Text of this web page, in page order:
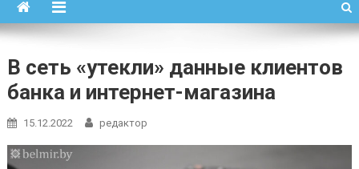
В сеть «утекли» данные клиентов
банка и интернет-магазина
15.12.2022 редактор